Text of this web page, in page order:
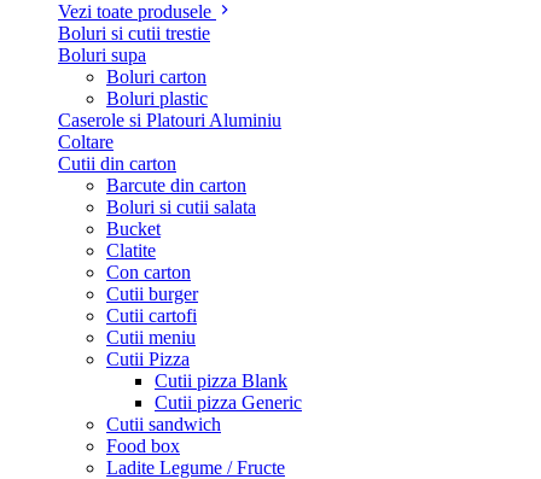
Vezi toate produsele
Boluri si cutii trestie
Boluri supa
Boluri carton
Boluri plastic
Caserole si Platouri Aluminiu
Coltare
Cutii din carton
Barcute din carton
Boluri si cutii salata
Bucket
Clatite
Con carton
Cutii burger
Cutii cartofi
Cutii meniu
Cutii Pizza
Cutii pizza Blank
Cutii pizza Generic
Cutii sandwich
Food box
Ladite Legume / Fructe